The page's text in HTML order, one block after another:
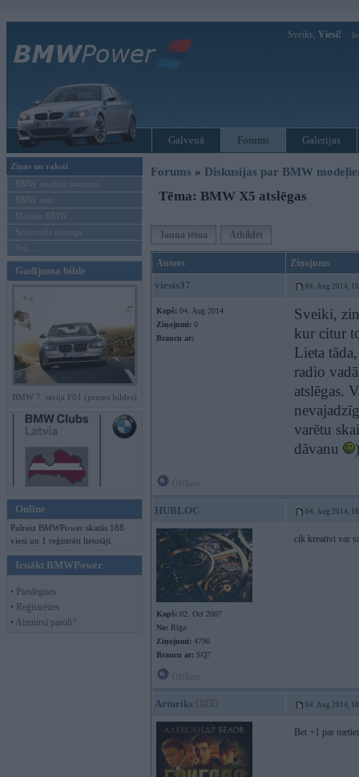
Sveiks, Viesi!
Galvenā Forums Galerijas
Ziņas un raksti
BMW modeļu jaunumi
BMW testi
Mēneša BMW
Sērijveida tūnings
Vel...
Gadījuma bilde
BMW 7. sērija F01 (preses bildes)
Online
Pašreiz BMWPower skatās 188
viesi un 1 reģistrēti lietotāji.
Ienākt BMWPower
• Pieslēgties
• Reģistrēties
• Aizmirsi paroli?
Forums » Diskusijas par BMW
Tēma: BMW X5 atslēgas
Jauna tēma Atbildēt
Autors Ziņojums
viesis37 04. Aug 2014,
Kopš: 04. Aug 2014
Ziņojumi: 0
Braucu ar:
Sveiki,
kur citur
Lieta
radio
atslēgas.
varētu
dāvanu
HUBLOC 04. Aug 2014,
Kopš: 02. Oct 2007
No: Rīga
Ziņojumi: 4796
Braucu ar: SQ7
cik kreatīvi var
Arturiks 04. Aug 2014,
Bet +1 par